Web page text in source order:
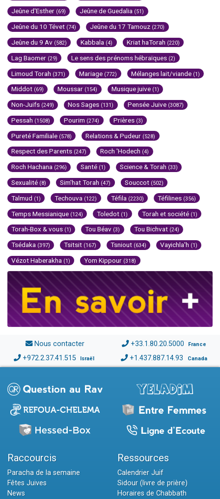
Jeûne d'Esther (69) Jeûne de Guedalia (51)
Jeûne du 10 Tévet (74) Jeûne du 17 Tamouz (270)
Jeûne du 9 Av (582) Kabbala (4) Kriat haTorah (220)
Lag Baomer (29) Le sens des prénoms hébraïques (2)
Limoud Torah (371) Mariage (772) Mélanges lait/viande (1)
Middot (69) Moussar (154) Musique juive (1)
Non-Juifs (249) Nos Sages (131) Pensée Juive (3087)
Pessah (1508) Pourim (274) Prières (3)
Pureté Familiale (578) Relations & Pudeur (528)
Respect des Parents (247) Roch 'Hodech (4)
Roch Hachana (296) Santé (1) Science & Torah (33)
Sexualité (8) Sim'hat Torah (47) Souccot (502)
Talmud (1) Techouva (122) Téfila (2230) Téfilines (356)
Temps Messianique (124) Toledot (1) Torah et société (1)
Torah-Box & vous (1) Tou Béav (3) Tou Bichvat (24)
Tsédaka (397) Tsitsit (167) Tsniout (634) Vayichla'h (1)
Vézot Haberakha (1) Yom Kippour (318)
Nous contacter +33.1.80.20.5000 France
+972.2.37.41.515 Israël +1.437.887.14.93 Canada
Raccourcis
Paracha de la semaine
Fêtes Juives
News
Ressources
Calendrier Juif
Sidour (livre de prière)
Horaires de Chabbath